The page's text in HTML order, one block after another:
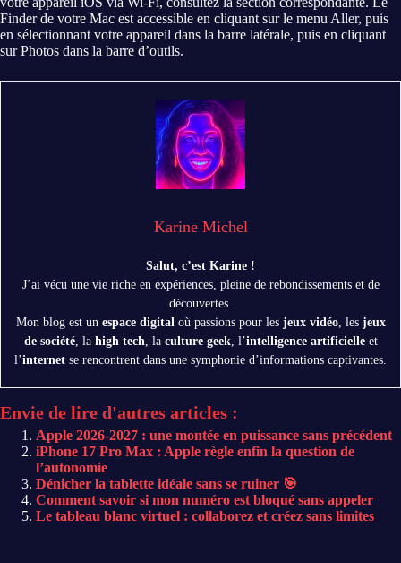
Finder de votre Mac est accessible en cliquant sur le menu Aller, puis
en sélectionnant votre appareil dans la barre latérale, puis en cliquant
sur Photos dans la barre d’outils.
Karine Michel
Salut, c’est Karine !
J’ai vécu une vie riche en expériences, pleine de rebondissements et de
découvertes.
Mon blog est un espace digital où passions pour les jeux vidéo, les jeux
de société, la high tech , la culture geek, l’intelligence artificielleet
l’internet se rencontrent dans une symphonie d’informations captivantes.
Envie de lire d'autres articles :
Apple 2026-2027 : une montée en puissance sans précédent
iPhone 17 Pro Max : Apple règle enfin la question de
l’autonomie
Dénicher la tablette idéale sans se ruiner 🎯
Comment savoir si mon numéro est bloqué sans appeler
Le tableau blanc virtuel : collaborez et créez sans limites